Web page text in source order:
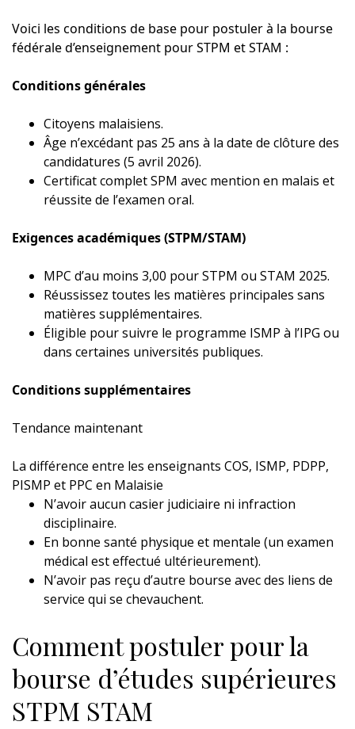
Voici les conditions de base pour postuler à la bourse
fédérale d’enseignement pour STPM et STAM :
Conditions générales
Citoyens malaisiens.
Âge n’excédant pas 25 ans à la date de clôture des
candidatures (5 avril 2026).
Certificat complet SPM avec mention en malais et
réussite de l’examen oral.​​
Exigences académiques (STPM/STAM)
MPC d’au moins 3,00 pour STPM ou STAM 2025.
Réussissez toutes les matières principales sans
matières supplémentaires.
Éligible pour suivre le programme ISMP à l’IPG ou
dans certaines universités publiques.​​
Conditions supplémentaires
Tendance maintenant
La différence entre les enseignants COS, ISMP, PDPP,
PISMP et PPC en Malaisie
N’avoir aucun casier judiciaire ni infraction
disciplinaire.
En bonne santé physique et mentale (un examen
médical est effectué ultérieurement).
N’avoir pas reçu d’autre bourse avec des liens de
service qui se chevauchent.
Comment postuler pour la
bourse d’études supérieures
STPM STAM